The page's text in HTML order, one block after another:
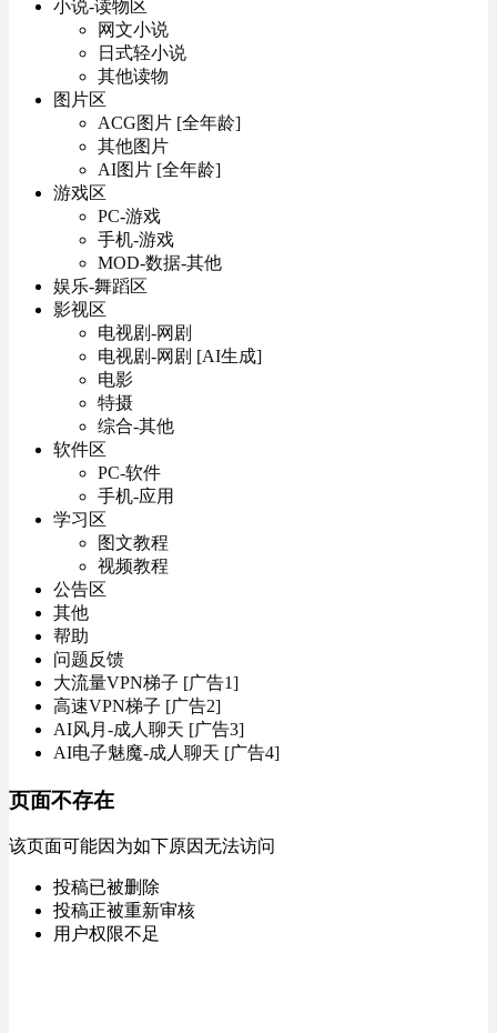
小说-读物区
网文小说
日式轻小说
其他读物
图片区
ACG图片 [全年龄]
其他图片
AI图片 [全年龄]
游戏区
PC-游戏
手机-游戏
MOD-数据-其他
娱乐-舞蹈区
影视区
电视剧-网剧
电视剧-网剧 [AI生成]
电影
特摄
综合-其他
软件区
PC-软件
手机-应用
学习区
图文教程
视频教程
公告区
其他
帮助
问题反馈
大流量VPN梯子 [广告1]
高速VPN梯子 [广告2]
AI风月-成人聊天 [广告3]
AI电子魅魔-成人聊天 [广告4]
页面不存在
该页面可能因为如下原因无法访问
投稿已被删除
投稿正被重新审核
用户权限不足